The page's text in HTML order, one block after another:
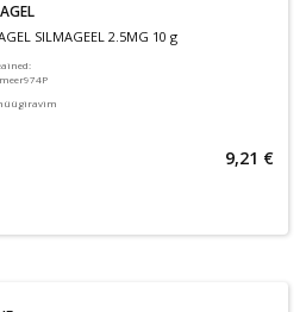
SILMAGEEL 2.5MG 10 g
:
9,21 €